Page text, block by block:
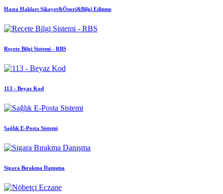
Hasta Hakları Şikayet&Öneri&Bilgi Edinme
Reçete Bilgi Sistemi - RBS
113 - Beyaz Kod
Sağlık E-Posta Sistemi
Sigara Bırakma Danışma